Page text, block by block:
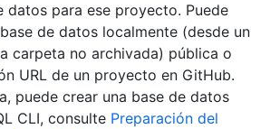
datos para ese proyecto. Puede
de datos localmente (desde un
carpeta no archivada) pública o
URL de un proyecto en GitHub.
puede crear una base de datos
CLI, consulte Preparación del